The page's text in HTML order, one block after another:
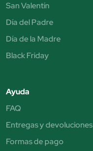
San Valentín
Día del Padre
Día de la Madre
Black Friday
Ayuda
FAQ
Entregas y devoluciones
Formas de pago